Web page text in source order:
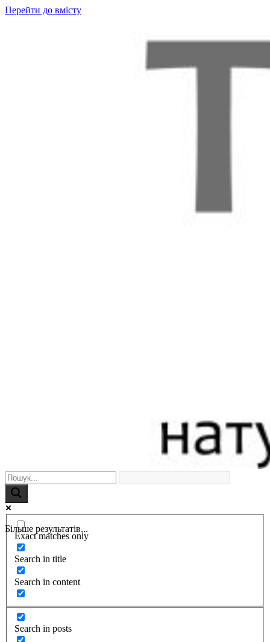
Перейти до вмісту
Більше результатів...
Exact matches only
Search in title
Search in content
Search in posts